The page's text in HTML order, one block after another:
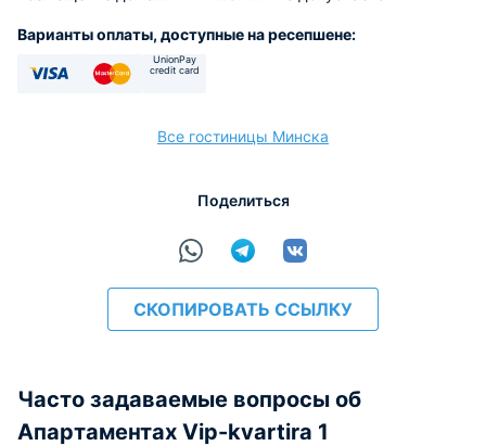
Варианты оплаты, доступные на ресепшене:
UnionPay
credit card
Все гостиницы Минска
Поделиться
СКОПИРОВАТЬ ССЫЛКУ
Часто задаваемые вопросы об
Апартаментах Vip-kvartira 1